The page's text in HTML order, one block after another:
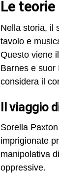
le
Nella storia, il
tavolo e
Questo viene
Barnes e suor
considera il
il viaggio
Sorella
imprigionate
manipolativa
oppressive.